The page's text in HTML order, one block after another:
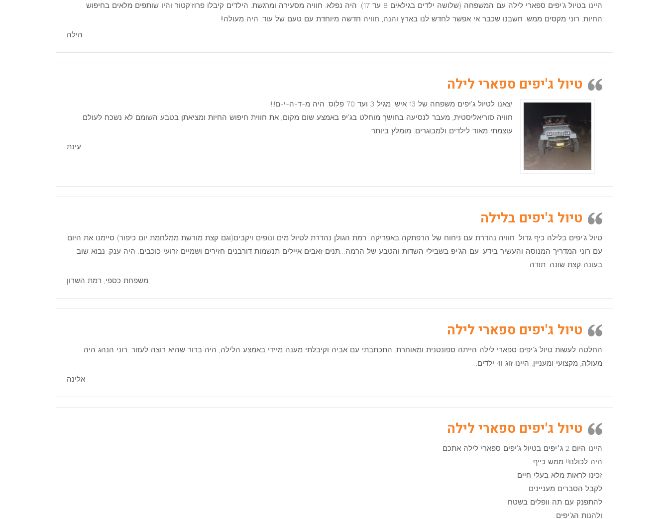
היינו בטיול ג'יפים ספארי לילה עם המשפחה (שלושה ילדים בגילאים 8 עד 17). היה נפלא. חוויה מסעירה ומרגשת. הילדים קיבלו פרוז'קטור והיו שותפים מלאים בחיפוש
החיות. רוני מקסים ממש. חשבנו שכבר אי אפשר לחדש לנו בארץ והנה, חוויה חדשה מיוחדת עם טעם של עוד. היה מעולה!!
הילה
טיול ג'יפים ספארי לילה
יצאנו לטיול ג'יפים משפחה של 13 איש. מגיל 3 ועד 70 פלוס. היה מ-ד-ה-י-ם!!!!
חוויה סוריאליסטית, מעבר לנסיעה בחושך מוחלט בג'יפ באמצע שום מקום, את חווית חיפוש החיות ומציאתן בטבע השומם לא נשכח לעולם.
עוצמתי מאוד לילדים ולמבוגרים. מומלץ ביותר
עינת
טיול ג'יפים בלילה
טיול ג'יפים בלילה כיף גדול. חוויה נהדרת עם ניחוח של הרפתקה באפריקה. רמת הגולן נהדרת לטיול מים ונופים ויקבים(וגם קצת מורשת ממלחמת יום כיפור) סיימנו את היום
עם רוני המדריך המנוסה והעשיר בידע. עם הג'יפ בשבילי השדות והטבע של הרמה…תנים זאבים איילים תנשמות דורבנים חזירים ושמיים זרועי כוכבים. היה ענק. נבוא שוב
בעונה קצת שונה. תודה.
משפחת כספי, רמת השרון
טיול ג'יפים ספארי לילה
החלטה לעשות טיול ג'יפים ספארי לילה הייתה ספונטנית ומאוחרת. התכתבתי עם אביה וקיבלתי מענה מיידי באמצע הלילה, היה ברור שהיא רוצה לעזור. רוני הנהג היה
מעולה, מקצועי ומעניין. היינו זוג ו4 ילדים.
אלינה
טיול ג'יפים ספארי לילה
היינו היום 2 ג׳יפים בטיול ג'יפים ספארי לילה אתכם
היה לכולנו!! ממש כייף
זכינו לראות מלא בעלי חיים
לקבל הסברים מעניינים
להתפנק עם תה וופלים בשטח
ולהנות הג’יפים